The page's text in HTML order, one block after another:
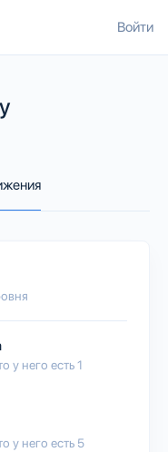
Войти
у него есть 1
у него есть 5